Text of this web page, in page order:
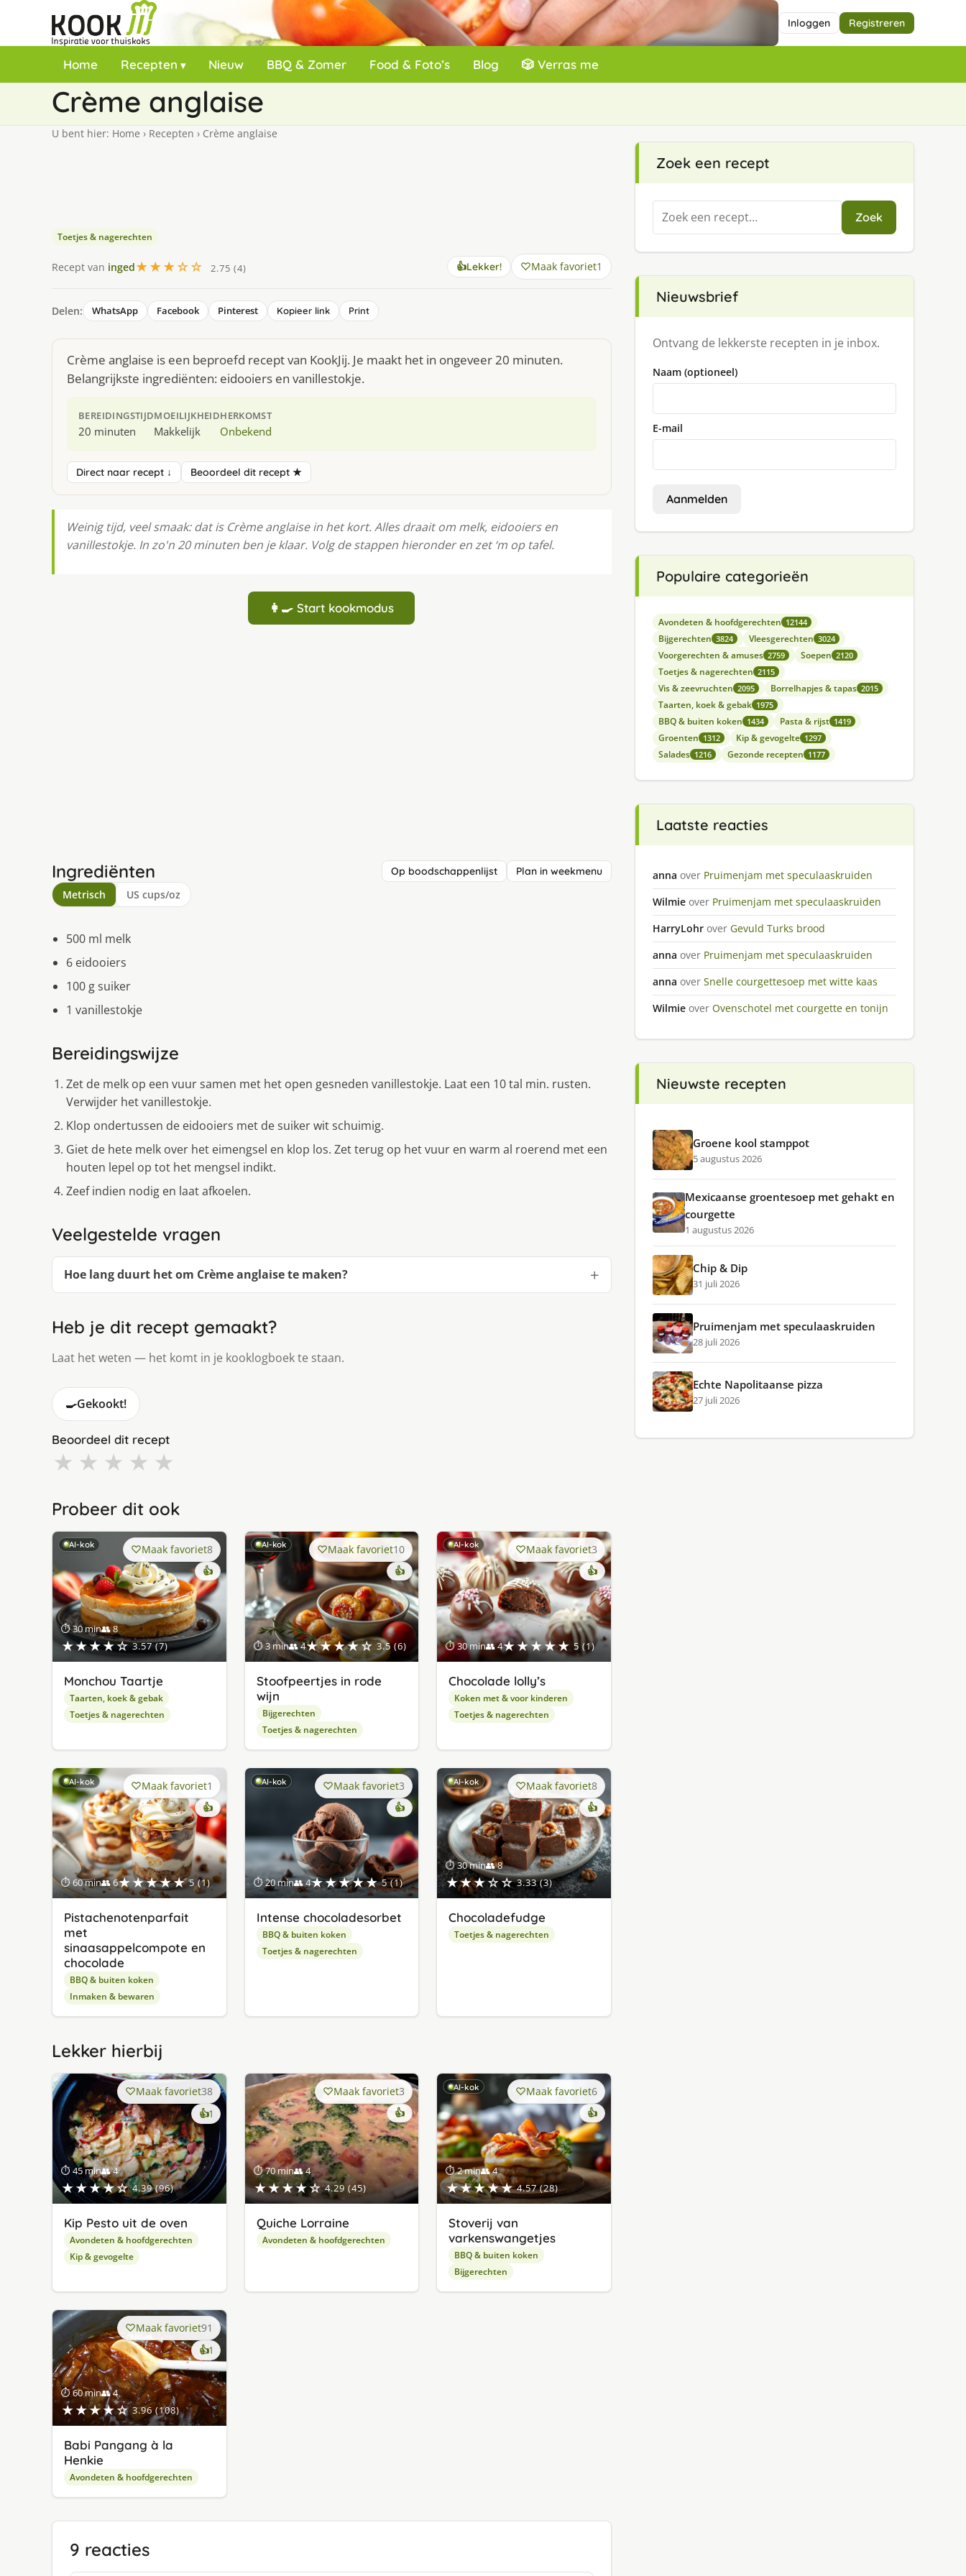
Inloggen Registreren
Home Recepten Nieuw BBQ & Zomer Food & Foto’s Blog 🎲 Verras me
Crème anglaise
U bent hier: Home › Recepten › Crème anglaise
Toetjes & nagerechten
Recept van inged★★★☆☆ 2.75 (4) 👍Lekker! Maak favoriet1
Delen: WhatsApp Facebook Pinterest Kopieer link Print
Crème anglaise is een beproefd recept van KookJij. Je maakt het in ongeveer 20 minuten.
Belangrijkste ingrediënten: eidooiers en vanillestokje.
BEREIDINGSTIJD
20 minuten
MOEILIJKHEID
Makkelijk
HERKOMST
Onbekend
Direct naar recept ↓ Beoordeel dit recept ★
Weinig tijd, veel smaak: dat is Crème anglaise in het kort. Alles draait om melk, eidooiers en
vanillestokje. In zo'n 20 minuten ben je klaar. Volg de stappen hieronder en zet ‘m op tafel.
👩‍🍳 Start kookmodus
Ingrediënten Op boodschappenlijst Plan in weekmenu
Metrisch US cups/oz
500 ml melk
6 eidooiers
100 g suiker
1 vanillestokje
Bereidingswijze
Zet de melk op een vuur samen met het open gesneden vanillestokje. Laat een 10 tal min. rusten.
Verwijder het vanillestokje.
Klop ondertussen de eidooiers met de suiker wit schuimig.
Giet de hete melk over het eimengsel en klop los. Zet terug op het vuur en warm al roerend met een
houten lepel op tot het mengsel indikt.
Zeef indien nodig en laat afkoelen.
Veelgestelde vragen
Hoe lang duurt het om Crème anglaise te maken?
Heb je dit recept gemaakt?
Laat het weten — het komt in je kooklogboek te staan.
🍳Gekookt!
Beoordeel dit recept
★ ★ ★ ★ ★
Probeer dit ook
AI-kok
⏱ 30 min👥 8
★★★★☆ 3.57 (7)
Maak favoriet8
👍
Monchou Taartje
Taarten, koek & gebak
Toetjes & nagerechten
AI-kok
⏱ 3 min👥 4★★★★☆ 3.5 (6)
Maak favoriet10
👍
Stoofpeertjes in rode
wijn
Bijgerechten
Toetjes & nagerechten
AI-kok
⏱ 30 min👥 4★★★★★ 5 (1)
Maak favoriet3
👍
Chocolade lolly’s
Koken met & voor kinderen
Toetjes & nagerechten
AI-kok
⏱ 60 min👥 6★★★★★ 5 (1)
Maak favoriet1
👍
Pistachenotenparfait
met
sinaasappelcompote en
chocolade
BBQ & buiten koken
Inmaken & bewaren
AI-kok
⏱ 20 min👥 4★★★★★ 5 (1)
Maak favoriet3
👍
Intense chocoladesorbet
BBQ & buiten koken
Toetjes & nagerechten
AI-kok
⏱ 30 min👥 8
★★★☆☆ 3.33 (3)
Maak favoriet8
👍
Chocoladefudge
Toetjes & nagerechten
Lekker hierbij
⏱ 45 min👥 4
★★★★☆ 4.39 (96)
Maak favoriet38
👍1keer
lekker
gevonden
Kip Pesto uit de oven
Avondeten & hoofdgerechten
Kip & gevogelte
⏱ 70 min👥 4
★★★★☆ 4.29 (45)
Maak favoriet3
👍
Quiche Lorraine
Avondeten & hoofdgerechten
AI-kok
⏱ 2 min👥 4
★★★★★ 4.57 (28)
Maak favoriet6
👍
Stoverij van
varkenswangetjes
BBQ & buiten koken
Bijgerechten
⏱ 60 min👥 4
★★★★☆ 3.96 (108)
Maak favoriet91
👍1keer
lekker
gevonden
Babi Pangang à la
Henkie
Avondeten & hoofdgerechten
9 reacties
Zoek een recept
Zoeken
naar:
Zoek
Nieuwsbrief
Ontvang de lekkerste recepten in je inbox.
Naam (optioneel)
E-mail
Aanmelden
Populaire categorieën
Avondeten & hoofdgerechten 12144
Bijgerechten 3824 Vleesgerechten 3024
Voorgerechten & amuses 2759 Soepen 2120
Toetjes & nagerechten 2115
Vis & zeevruchten 2095 Borrelhapjes & tapas 2015
Taarten, koek & gebak 1975
BBQ & buiten koken 1434 Pasta & rijst 1419
Groenten 1312 Kip & gevogelte 1297
Salades 1216 Gezonde recepten 1177
Laatste reacties
anna over Pruimenjam met speculaaskruiden
Wilmie over Pruimenjam met speculaaskruiden
HarryLohr over Gevuld Turks brood
anna over Pruimenjam met speculaaskruiden
anna over Snelle courgettesoep met witte kaas
Wilmie over Ovenschotel met courgette en tonijn
Nieuwste recepten
Groene kool stamppot
5 augustus 2026
Mexicaanse groentesoep met gehakt en
courgette
1 augustus 2026
Chip & Dip
31 juli 2026
Pruimenjam met speculaaskruiden
28 juli 2026
Echte Napolitaanse pizza
27 juli 2026